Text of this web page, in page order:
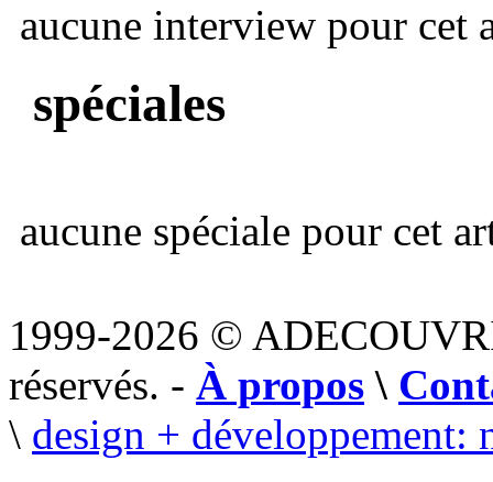
aucune interview pour cet
spéciales
aucune spéciale pour cet
1999-2026 ©
réservés. - À propos \
\ design + développement: